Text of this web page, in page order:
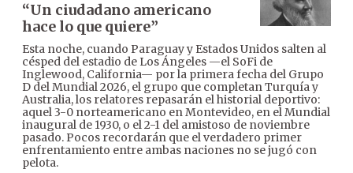
“Un ciudadano americano
hace lo que quiere”
Esta noche, cuando Paraguay y Estados Unidos salten al
césped del estadio de Los Ángeles —el SoFi de
Inglewood, California— por la primera fecha del Grupo
D del Mundial 2026, el grupo que completan Turquía y
Australia, los relatores repasarán el historial deportivo:
aquel 3-0 norteamericano en Montevideo, en el Mundial
inaugural de 1930, o el 2-1 del amistoso de noviembre
pasado. Pocos recordarán que el verdadero primer
enfrentamiento entre ambas naciones no se jugó con
pelota.